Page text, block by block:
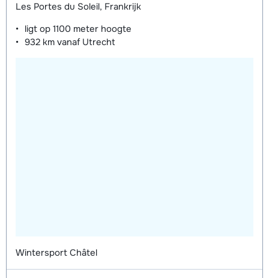
Les Portes du Soleil, Frankrijk
ligt op 1100 meter hoogte
932 km vanaf Utrecht
Wintersport Châtel